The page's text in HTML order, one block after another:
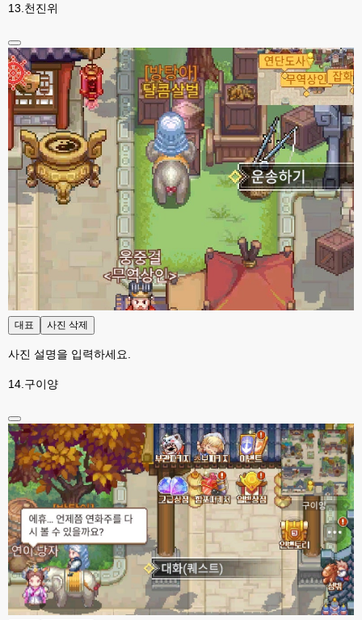
13.천진위
대표 사진 삭제
사진 설명을 입력하세요.
14.구이양
아 ~~~
esils 00:06
다른쪽에는 php8.4호스팅.
esils 00:07
라이믹스가 가볍긴한데 기능이라던지 좀 빠진부분도많고 안되는부분도많고
해서
고게임77 00:07
맞아요...
고게임77 00:07
esils 00:08
비슷은한데 또 불편한부분도 많더라구요
고게임77
xe도 그래도 계속 비공식 패치 간혹 올라오긴 하던데요 아직까지
esils
xe3 같은경우엔 또 xe1하고 틀려서 적응안되서 갔다버린 하핫 ;;
고게임77 00:10
ㅋㅋㅋ 다 똑같은거같네여. 저도 xe3 가따가 하루만에 다시왔었는데
esils 00:11
그러다가 xe1 8버전으로 만들다가
esils 00:11
문뜩 라이믹스가있는데 내가왜 뻘짓중이지 하면서 집어치운 ..;
고게임77 00:12
예전에 xe다운 홈페이지에 php8 버전 공유 하신분은 아니시죠 ㅎㅎㅎ?